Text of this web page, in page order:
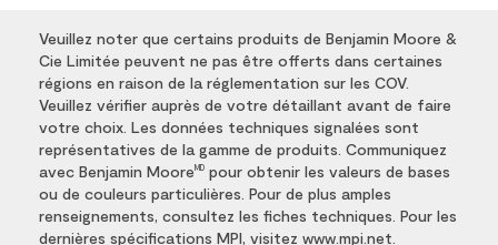
Veuillez noter que certains produits de Benjamin Moore &
Cie Limitée peuvent ne pas être offerts dans certaines
régions en raison de la réglementation sur les COV.
Veuillez vérifier auprès de votre détaillant avant de faire
votre choix. Les données techniques signalées sont
représentatives de la gamme de produits. Communiquez
avec Benjamin Moore MD pour obtenir les valeurs de bases
ou de couleurs particulières. Pour de plus amples
renseignements, consultez les fiches techniques. Pour les
dernières spécifications MPI, visitez www.mpi.net